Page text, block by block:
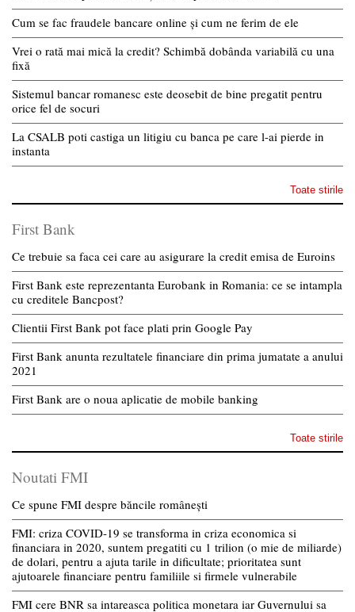
Cum se fac fraudele bancare online și cum ne ferim de ele
Vrei o rată mai mică la credit? Schimbă dobânda variabilă cu una
fixă
Sistemul bancar romanesc este deosebit de bine pregatit pentru
orice fel de socuri
La CSALB poti castiga un litigiu cu banca pe care l-ai pierde in
instanta
Toate stirile
First Bank
Ce trebuie sa faca cei care au asigurare la credit emisa de Euroins
First Bank este reprezentanta Eurobank in Romania: ce se intampla
cu creditele Bancpost?
Clientii First Bank pot face plati prin Google Pay
First Bank anunta rezultatele financiare din prima jumatate a anului
2021
First Bank are o noua aplicatie de mobile banking
Toate stirile
Noutati FMI
Ce spune FMI despre băncile românești
FMI: criza COVID-19 se transforma in criza economica si
financiara in 2020, suntem pregatiti cu 1 trilion (o mie de miliarde)
de dolari, pentru a ajuta tarile in dificultate; prioritatea sunt
ajutoarele financiare pentru familiile si firmele vulnerabile
FMI cere BNR sa intareasca politica monetara iar Guvernului sa